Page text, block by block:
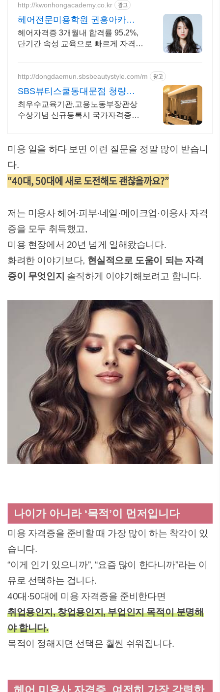
http://kwonhongacademy.co.kr 광고
헤어전문미용학원 권홍아카데
미 고득점 포인트 개인맞춤 진도
헤어자격증 3개월내 합격률 95.2%,
단기간 속성 교육으로 빠르게 자격증
http://dongdaemun.sbsbeautystyle.com/m 광고
SBS뷰티스쿨동대문점 청량리
역 5번출구 바로 앞
최우수교육기관,고용노동부장관상
수상기념 신규등록시 국가자격증
미용 일을 하다 보면 이런 질문을 정말 많이 받습니
다.
“40대, 50대에 새로 도전해도 괜찮을까요?”
저는 미용사 헤어·피부·네일·메이크업·이용사 자격
증을 모두 취득했고,
미용 현장에서 20년 넘게 일해왔습니다.
화려한 이야기보다, 현실적으로 도움이 되는 자격
증이 무엇인지 솔직하게 이야기해보려고 합니다.
나이가 아니라 ‘목적’이 먼저입니다
미용 자격증을 준비할 때 가장 많이 하는 착각이 있
습니다.
“이게 인기 있으니까”, “요즘 많이 한다니까”라는 이
유로 선택하는 겁니다.
40대·50대에 미용 자격증을 준비한다면
취업용인지, 창업용인지, 부업인지 목적이 분명해
야 합니다.
목적이 정해지면 선택은 훨씬 쉬워집니다.